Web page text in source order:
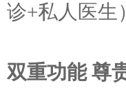
诊+私人医生
双重功能 尊